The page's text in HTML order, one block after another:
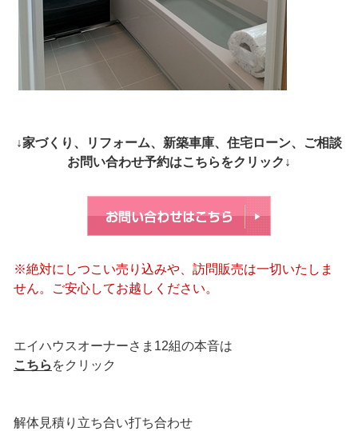
↓家づくり、リフォーム、新築車庫、住宅ローン、ご相談
お問い合わせ予約はこちらをクリック↓
※絶対にしつこい売り込みや、訪問販売は一切いたしま
せん。ご安心してお越しください。
エイハウスオーナーさま12組の本音は
こちら をクリック
解体見積り立ち合い打ち合わせ